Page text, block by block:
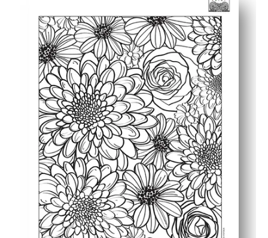
Detailní květinový vzor vytváří soustředění a
Zapojení bez obrazovky, které je ideální pro učebny,
Dotisk pro skupiny nebo rychlé finišery - podporuje